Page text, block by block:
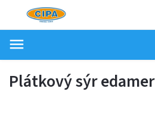
Plátkový sýr edamer